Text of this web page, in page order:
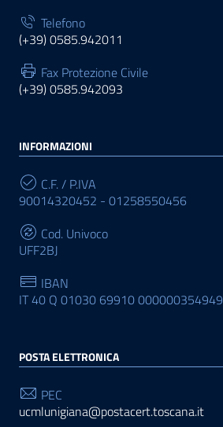
Telefono
(+39) 0585.942011
Fax Protezione Civile
(+39) 0585.942093
INFORMAZIONI
C.F. / P.IVA
90014320452 - 01258550456
Cod. Univoco
UFF2BJ
IBAN
IT 40 Q 01030 69910 000000354949
POSTA ELETTRONICA
PEC
ucmlunigiana@postacert.toscana.it